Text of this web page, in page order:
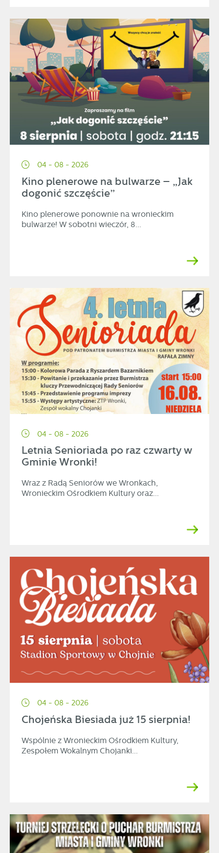
04 - 08 - 2026
Kino plenerowe na bulwarze – „Jak
dogonić szczęście”
Kino plenerowe ponownie na wronieckim
bulwarze! W sobotni wieczór, 8...
04 - 08 - 2026
Letnia Senioriada po raz czwarty w
Gminie Wronki!
Wraz z Radą Seniorów we Wronkach,
Wronieckim Ośrodkiem Kultury oraz...
04 - 08 - 2026
Chojeńska Biesiada już 15 sierpnia!
Wspólnie z Wronieckim Ośrodkiem Kultury,
Zespołem Wokalnym Chojanki...